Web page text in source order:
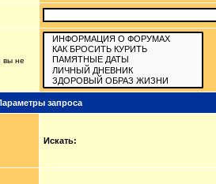
вы не
запроса
Искать: